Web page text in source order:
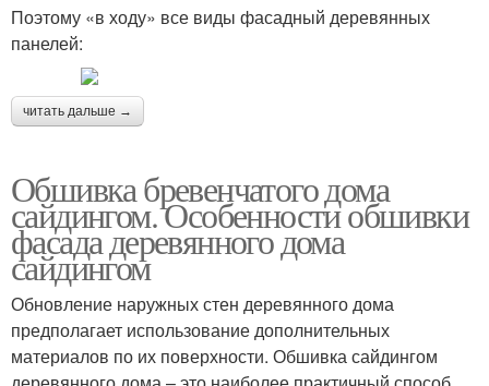
Поэтому «в ходу» все виды фасадный деревянных
панелей:
читать дальше →
Обшивка бревенчатого дома
сайдингом. Особенности обшивки
фасада деревянного дома
сайдингом
Обновление наружных стен деревянного дома
предполагает использование дополнительных
материалов по их поверхности. Обшивка сайдингом